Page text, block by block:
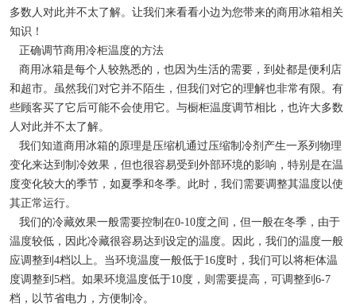
多数人对此并不太了解。让我们来看看小边为您带来的商用冰箱相关
知识！
正确调节商用冷柜温度的方法
商用冰箱是每个人较熟悉的，也因为生活的需要，到处都是便利店
和超市。虽然我们对它并不陌生，但我们对它的理解也非常有限。有
些顾客买了它后可能不会使用它。与橱柜温度调节相比，也许大多数
人对此并不太了解。
我们知道商用冰箱的原理是压缩机通过压缩制冷剂产生一系列物理
变化来达到制冷效果，但也很容易受到外部环境的影响，特别是在温
度变化较大的季节，如夏季和冬季。此时，我们需要调整其温度以使
其正常运行。
我们的冷藏效果一般需要控制在0-10度之间，但一般在冬季，由于
温度较低，因此冷藏很容易达到设定的温度。因此，我们的温度一般
应调整到4档以上。当环境温度一般低于16度时，我们可以将柜体温
度调整到5档。如果环境温度低于10度，则需要提高，可调整到6-7
档，以节省电力，方便制冷。
实验室低温冰箱